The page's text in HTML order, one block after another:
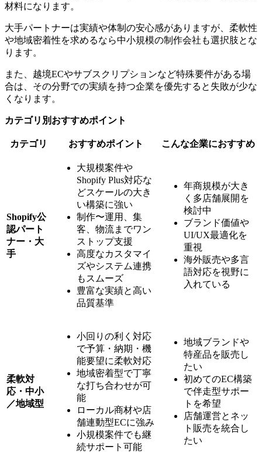
材料になります。
大手パートナーは実績や体制の安心感がありますが、柔軟性
や地域密着性を求めるなら中小規模の制作会社も選択肢とな
ります。
また、越境ECやサブスクリプションなど特殊要件がある場
合は、その分野での実績を持つ企業を優先すると失敗が少な
くなります。
カテゴリ別おすすめポイント
カテゴリ おすすめポイント こんな企業におすすめ
Shopify公
認パート
ナー・大
手
大規模案件や
Shopify Plus対応な
どスケールの大き
い構築に強い
制作〜運用、集
客、物流までワン
ストップ支援
高度なカスタマイ
ズやシステム連携
もスムーズ
豊富な実績と高い
品質基準
年商規模が大き
く多店舗展開を
検討中
ブランド価値や
UI/UX最適化を
重視
海外販売や多言
語対応を視野に
入れている
柔軟対
応・中小
／地域型
小回りの利く対応
で予算・納期・機
能要望に柔軟対応
地域密着型で丁寧
な打ち合わせが可
能
ローカル商材や店
舗連動型ECに強み
小規模案件でも継
続サポート可能
地域ブランドや
特産品を販売し
たい
初めてのEC構築
で伴走型サポー
トを希望
店舗運営とネッ
ト販売を統合し
たい